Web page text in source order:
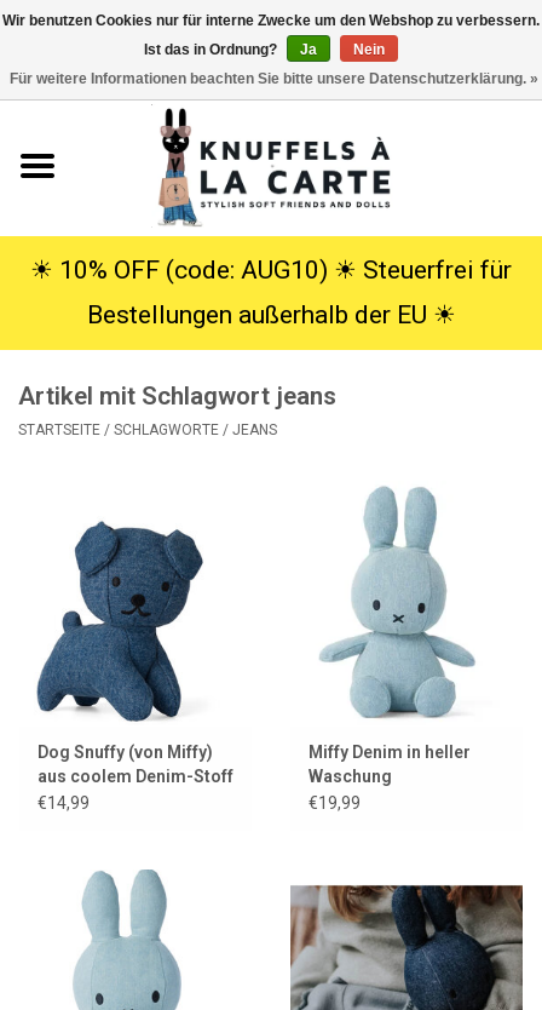
Kuscheltiere
SALE
Lookbooks
Marken
☀︎ 10% OFF (code: AUG10) ☀︎ Steuerfrei für
Bestellungen außerhalb der EU ☀︎
Artikel mit Schlagwort jeans
STARTSEITE / SCHLAGWORTE / JEANS
Dog Snuffy (von Miffy)
aus coolem Denim-Stoff
€14,99
Miffy Denim in heller
Waschung
€19,99
Wir benutzen Cookies nur für interne Zwecke um den Webshop zu verbessern.
Ist das in Ordnung?
Ja
Nein
Für weitere Informationen beachten Sie bitte unsere Datenschutzerklärung. »